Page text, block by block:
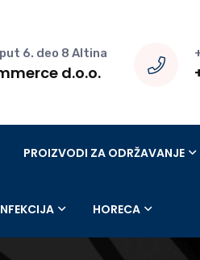
6. deo 8 Altina
d.o.o.
PROIZVODI ZA ODRŽAVANJE
HORECA